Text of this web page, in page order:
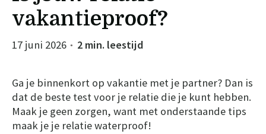
vakantieproof?
17 juni 2026 ● 2 min. leestijd
Ga je binnenkort op vakantie met je partner? Dan is
dat de beste test voor je relatie die je kunt hebben.
Maak je geen zorgen, want met onderstaande tips
maak je je relatie waterproof!